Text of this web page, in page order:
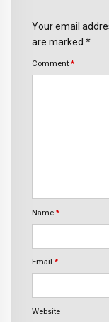
Your email
are marked *
Comment *
Name *
Email *
Website